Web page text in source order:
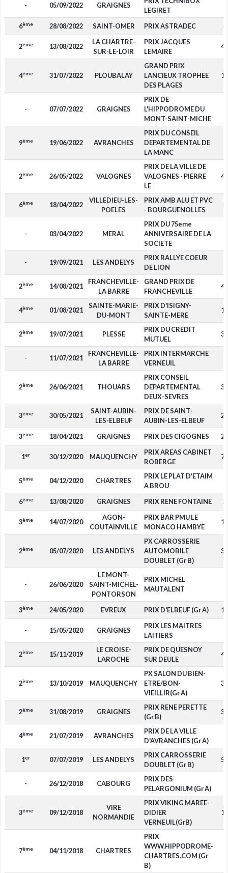
- 05/09/2022 GRAIGNES
LEGIRET
6ème 28/08/2022 SAINT-OMER PRIX ASTRADEC
2ème 13/08/2022
LA CHARTRE-
SUR-LE-LOIR
PRIX JACQUES
LEMAIRE
4
4ème 31/07/2022 PLOUBALAY
GRAND PRIX
LANCIEUX TROPHEE
DES PLAGES
1
- 07/07/2022 GRAIGNES
PRIX DE
L'HIPPODROME DU
MONT-SAINT-MICHE
9ème 19/06/2022 AVRANCHES
PRIX DU CONSEIL
DEPARTEMENTAL DE
LA MANC
2ème 26/05/2022 VALOGNES
PRIX DE LA VILLE DE
VALOGNES - PIERRE
LE
4
6ème 18/04/2022
VILLEDIEU-LES-
POELES
PRIX AMB ALU ET PVC
- BOURGUENOLLES
- 03/04/2022 MERAL
PRIX DU 75eme
ANNIVERSAIRE DE LA
SOCIETE
- 19/09/2021 LES ANDELYS
PRIX RALLYE COEUR
DE LION
2ème 14/08/2021
FRANCHEVILLE-
LA BARRE
GRAND PRIX DE
FRANCHEVILLE
4
4ème 01/08/2021
SAINTE-MARIE-
DU-MONT
PRIX D'ISIGNY-
SAINTE-MERE
1
2ème 19/07/2021 PLESSE
PRIX DU CREDIT
MUTUEL
3
- 11/07/2021
FRANCHEVILLE-
LA BARRE
PRIX INTERMARCHE
VERNEUIL
2ème 26/06/2021 THOUARS
PRIX CONSEIL
DEPARTEMENTAL
DEUX-SEVRES
3
3ème 30/05/2021
SAINT-AUBIN-
LES-ELBEUF
PRIX DE SAINT-
AUBIN-LES-ELBEUF
2
3ème 18/04/2021 GRAIGNES PRIX DES CIGOGNES 2
1er 30/12/2020 MAUQUENCHY
PRIX AREAS CABINET
ROBERGE
7
5ème 04/12/2020 CHARTRES
PRIX LE PLAT D'ETAIM
A BROU
6ème 13/08/2020 GRAIGNES PRIX RENE FONTAINE
3ème 14/07/2020
AGON-
COUTAINVILLE
PRIX BAR PMU LE
MONACO HAMBYE
1
2ème 05/07/2020 LES ANDELYS
PX CARROSSERIE
AUTOMOBILE
DOUBLET (Gr B)
3
- 26/06/2020
LE MONT-
SAINT-MICHEL-
PONTORSON
PRIX MICHEL
MAUTALENT
3ème 24/05/2020 EVREUX PRIX D'ELBEUF (Gr A) 1
- 15/05/2020 GRAIGNES
PRIX LES MAITRES
LAITIERS
2ème 15/11/2019
LE CROISE-
LAROCHE
PRIX DE QUESNOY
SUR DEULE
4
2ème 13/10/2019 MAUQUENCHY
PX SALON DU BIEN-
ETRE/BON-
VIEILLIR(Gr A)
3
2ème 31/08/2019 GRAIGNES
PRIX RENE PERETTE
(Gr B)
3
4ème 21/07/2019 AVRANCHES
PRIX DE LA VILLE
D'AVRANCHES (Gr A)
1er 07/07/2019 LES ANDELYS
PRIX CARROSSERIE
DOUBLET (Gr B)
5
- 26/12/2018 CABOURG
PRIX DES
PELARGONIUM (Gr A)
3ème 09/12/2018
VIRE
NORMANDIE
PRIX VIKING MAREE-
DIDIER
VERNEUIL(GrB)
1
7ème 04/11/2018 CHARTRES
PRIX
WWW.HIPPODROME-
CHARTRES.COM (Gr
B)